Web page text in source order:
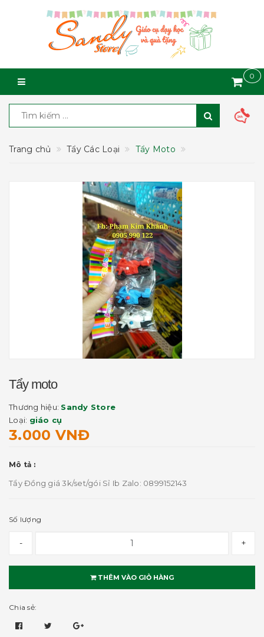
0
Trang chủ Tẩy Các Loại Tẩy Moto
Tẩy moto
Thương hiệu: Sandy Store
Loại: giáo cụ
3.000 VNĐ
Mô tả :
Tẩy Đồng giá 3k/set/gói Sỉ Ib Zalo: 0899152143
Số lượng
- +
THÊM VÀO GIỎ HÀNG
Chia sẻ: